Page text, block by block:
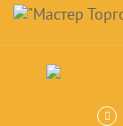
Skip
main
content
Навигация
Корзина